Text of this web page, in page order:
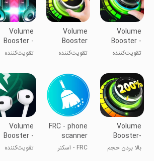
Volume
Booster -
Sound
Speaker
تقویت‌کننده
Volume
Booster
Speaker
Booster
تقویت‌کننده
Volume
Booster -
Sound
Booster
تقویت‌کننده
صوتی
Volume
Booster-
Sound
Booster
بالا بردن حجم
FRC - phone
scanner
FRC - اسکنر
Volume
Booster -
Sound
Speaker
تقویت‌کننده